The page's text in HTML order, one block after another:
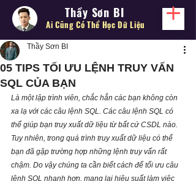
Thầy Sơn BI
Ai Cũng Có Thể Học Dữ Liệu
05 TIPS TỐI ƯU LỆNH TRUY VẤN
SQL CỦA BẠN
Thầy Sơn BI
Là một lập trình viên, chắc hẳn các bạn không còn
xa lạ với các câu lệnh SQL. Các câu lệnh SQL có
thể giúp bạn truy xuất dữ liệu từ bất cứ CSDL nào.
Tuy nhiên, trong quá trình truy xuất dữ liệu có thể
bạn đã gặp trường hợp những lệnh truy vấn rất
chậm. Do vậy chúng ta cần biết cách để tối ưu câu
lệnh SQL nhanh hơn, mang lại hiệu suất làm việc